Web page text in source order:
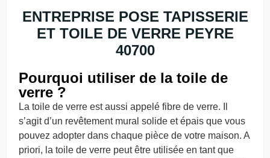
ENTREPRISE POSE TAPISSERIE
ET TOILE DE VERRE PEYRE
40700
Pourquoi utiliser de la toile de
verre ?
La toile de verre est aussi appelé fibre de verre. Il
s’agit d’un revêtement mural solide et épais que vous
pouvez adopter dans chaque pièce de votre maison. A
priori, la toile de verre peut être utilisée en tant que